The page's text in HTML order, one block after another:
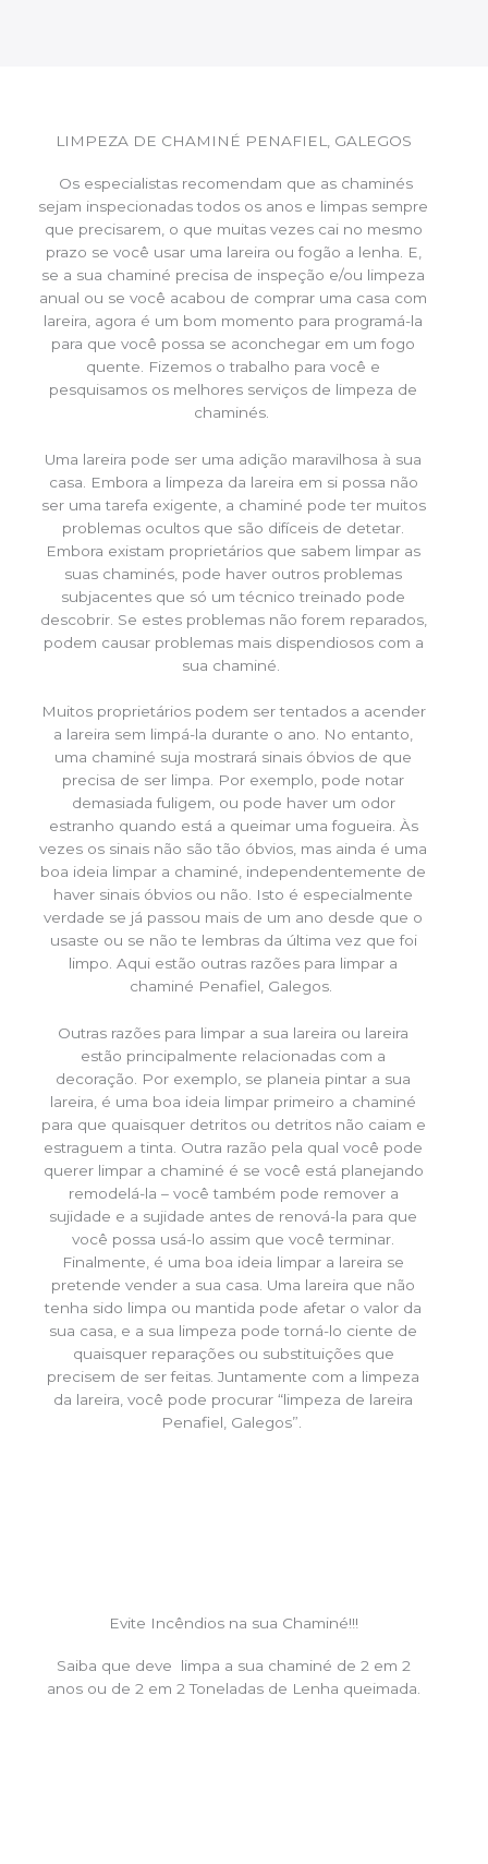
LIMPEZA DE CHAMINÉ PENAFIEL, GALEGOS
Os especialistas recomendam que as chaminés
sejam inspecionadas todos os anos e limpas sempre
que precisarem, o que muitas vezes cai no mesmo
prazo se você usar uma lareira ou fogão a lenha. E,
se a sua chaminé precisa de inspeção e/ou limpeza
anual ou se você acabou de comprar uma casa com
lareira, agora é um bom momento para programá-la
para que você possa se aconchegar em um fogo
quente. Fizemos o trabalho para você e
pesquisamos os melhores serviços de limpeza de
chaminés.
Uma lareira pode ser uma adição maravilhosa à sua
casa. Embora a limpeza da lareira em si possa não
ser uma tarefa exigente, a chaminé pode ter muitos
problemas ocultos que são difíceis de detetar.
Embora existam proprietários que sabem limpar as
suas chaminés, pode haver outros problemas
subjacentes que só um técnico treinado pode
descobrir. Se estes problemas não forem reparados,
podem causar problemas mais dispendiosos com a
sua chaminé.
Muitos proprietários podem ser tentados a acender
a lareira sem limpá-la durante o ano. No entanto,
uma chaminé suja mostrará sinais óbvios de que
precisa de ser limpa. Por exemplo, pode notar
demasiada fuligem, ou pode haver um odor
estranho quando está a queimar uma fogueira. Às
vezes os sinais não são tão óbvios, mas ainda é uma
boa ideia limpar a chaminé, independentemente de
haver sinais óbvios ou não. Isto é especialmente
verdade se já passou mais de um ano desde que o
usaste ou se não te lembras da última vez que foi
limpo. Aqui estão outras razões para limpar a
chaminé Penafiel, Galegos.
Outras razões para limpar a sua lareira ou lareira
estão principalmente relacionadas com a
decoração. Por exemplo, se planeia pintar a sua
lareira, é uma boa ideia limpar primeiro a chaminé
para que quaisquer detritos ou detritos não caiam e
estraguem a tinta. Outra razão pela qual você pode
querer limpar a chaminé é se você está planejando
remodelá-la – você também pode remover a
sujidade e a sujidade antes de renová-la para que
você possa usá-lo assim que você terminar.
Finalmente, é uma boa ideia limpar a lareira se
pretende vender a sua casa. Uma lareira que não
tenha sido limpa ou mantida pode afetar o valor da
sua casa, e a sua limpeza pode torná-lo ciente de
quaisquer reparações ou substituições que
precisem de ser feitas. Juntamente com a limpeza
da lareira, você pode procurar “limpeza de lareira
Penafiel, Galegos”.
Evite Incêndios na sua Chaminé!!!
Saiba que deve limpa a sua chaminé de 2 em 2
anos ou de 2 em 2 Toneladas de Lenha queimada.